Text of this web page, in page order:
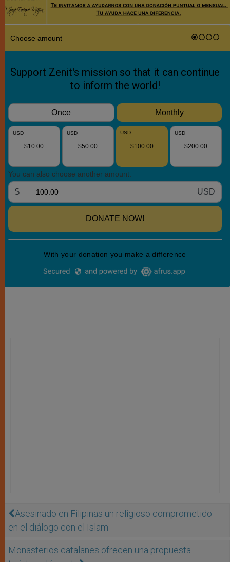
Asesinado en Filipinas un religioso comprometido
en el diálogo con el Islam
Monasterios catalanes ofrecen una propuesta